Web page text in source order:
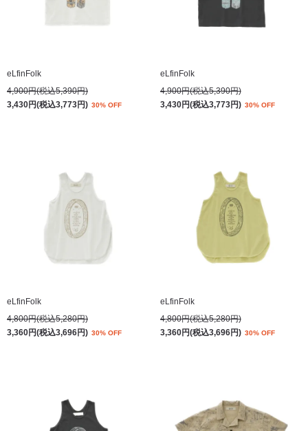
eLfinFolk
4,900円(税込5,390円)
3,430円(税込3,773円) 30% OFF
eLfinFolk
4,900円(税込5,390円)
3,430円(税込3,773円) 30% OFF
eLfinFolk
4,800円(税込5,280円)
3,360円(税込3,696円) 30% OFF
eLfinFolk
4,800円(税込5,280円)
3,360円(税込3,696円) 30% OFF